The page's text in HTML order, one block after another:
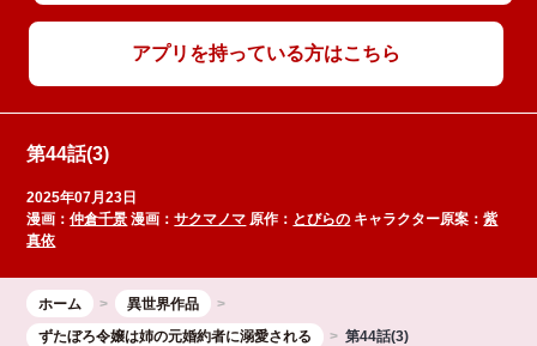
アプリを持っている方はこちら
第44話(3)
2025年07月23日
漫画：仲倉千景 漫画：サクマノマ 原作： とびらの キャラクター原案：紫
真依
ホーム
異世界作品
ずたぼろ令嬢は姉の元婚約者に溺愛される
第44話(3)